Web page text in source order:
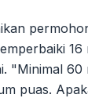
"Minimal
puas.